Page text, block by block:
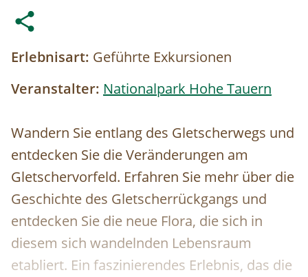
Erlebnisart: Geführte Exkursionen
Veranstalter: Nationalpark Hohe Tauern
Wandern Sie entlang des Gletscherwegs und
entdecken Sie die Veränderungen am
Gletschervorfeld. Erfahren Sie mehr über die
Geschichte des Gletscherrückgangs und
entdecken Sie die neue Flora, die sich in
diesem sich wandelnden Lebensraum
etabliert. Ein faszinierendes Erlebnis, das die